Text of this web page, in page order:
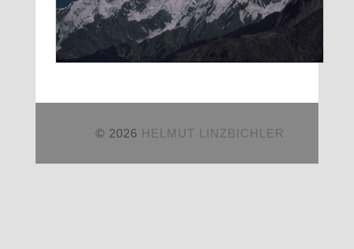
© 2026 HELMUT LINZBICHLER